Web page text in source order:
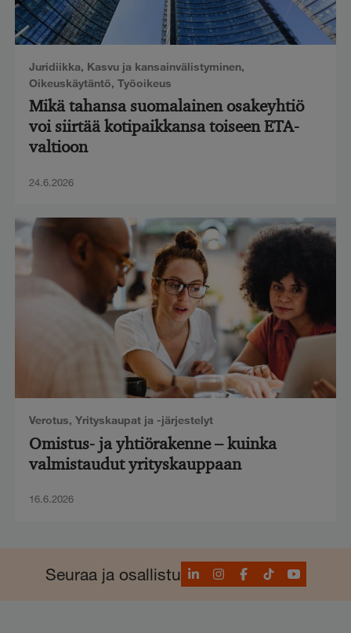
Juridiikka, Kasvu ja kansainvälistyminen,
Oikeuskäytäntö, Työoikeus
Mikä tahansa suomalainen osakeyhtiö
voi siirtää kotipaikkansa toiseen ETA-
valtioon
24.6.2026
Verotus, Yrityskaupat ja -järjestelyt
Omistus- ja yhtiörakenne – kuinka
valmistaudut yrityskauppaan
16.6.2026
Seuraa ja osallistuLinkedInInstagram
Facebook
TikTokYouTube